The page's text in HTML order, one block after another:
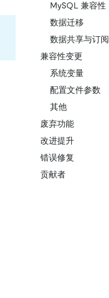
MySQL 兼容性
数据迁移
数据共享与订阅
兼容性变更
系统变量
配置文件参数
其他
废弃功能
改进提升
错误修复
贡献者